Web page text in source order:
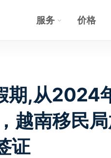
服务 价格
期,从2024
越南移民
证